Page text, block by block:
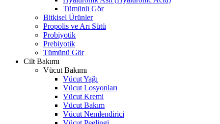
Tümünü Gör
Bitkisel Ürünler
Propolis ve Arı Sütü
Probiyotik
Prebiyotik
Tümünü Gör
Cilt Bakımı
Vücut Bakımı
Vücut Yağı
Vücut Losyonları
Vücut Kremi
Vücut Bakım
Vücut Nemlendirici